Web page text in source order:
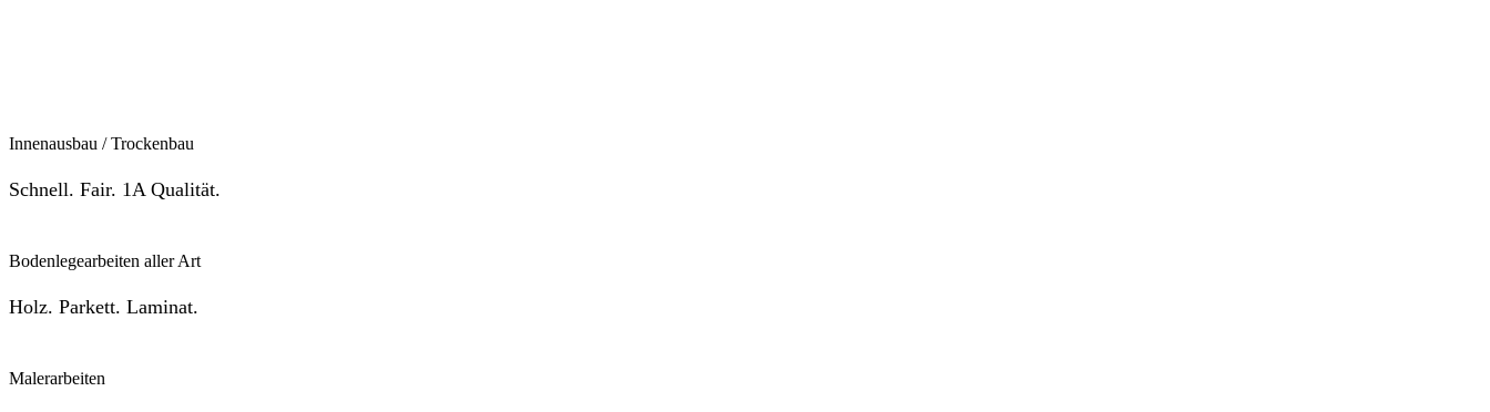
Innenausbau / Trockenbau
Schnell. Fair. 1A Qualität.
Bodenlegearbeiten aller Art
Holz. Parkett. Laminat.
Malerarbeiten